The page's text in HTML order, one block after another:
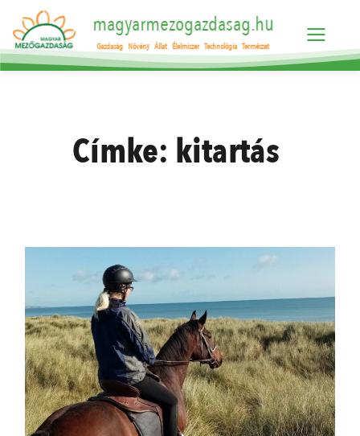
magyarmezogazdasag.hu
Gazdaság Növény Állat Élelmiszer Technológia Természet
Címke: kitartás